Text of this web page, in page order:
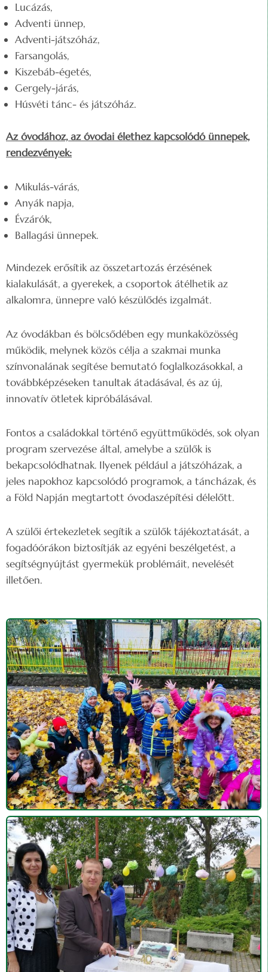
Lucázás,
Adventi ünnep,
Adventi-játszóház,
Farsangolás,
Kiszebáb-égetés,
Gergely-járás,
Húsvéti tánc- és játszóház.
Az óvodához, az óvodai élethez kapcsolódó ünnepek,
rendezvények:
Mikulás-várás,
Anyák napja,
Évzárók,
Ballagási ünnepek.
Mindezek erősítik az összetartozás érzésének
kialakulását, a gyerekek, a csoportok átélhetik az
alkalomra, ünnepre való készülődés izgalmát.
Az óvodákban és bölcsődében egy munkaközösség
működik, melynek közös célja a szakmai munka
színvonalának segítése bemutató foglalkozásokkal, a
továbbképzéseken tanultak átadásával, és az új,
innovatív ötletek kipróbálásával.
Fontos a családokkal történő együttműködés, sok olyan
program szervezése által, amelybe a szülők is
bekapcsolódhatnak. Ilyenek például a játszóházak, a
jeles napokhoz kapcsolódó programok, a táncházak, és
a Föld Napján megtartott óvodaszépítési délelőtt.
A szülői értekezletek segítik a szülők tájékoztatását, a
fogadóórákon biztosítják az egyéni beszélgetést, a
segítségnyújtást gyermekük problémáit, nevelését
illetően.